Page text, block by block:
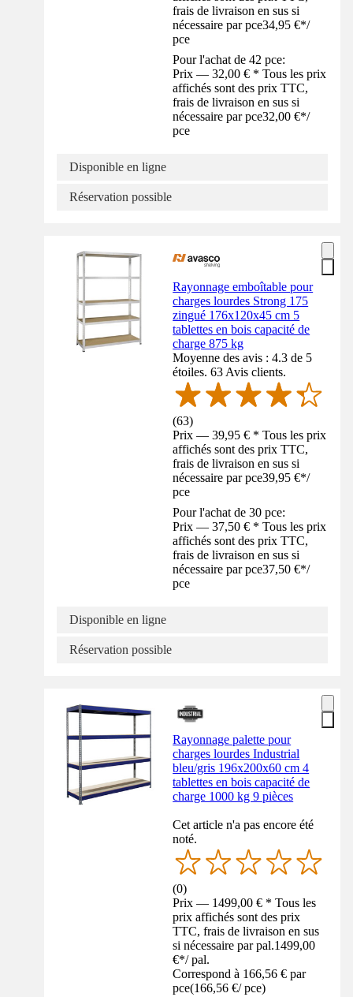
frais de livraison en sus si
nécessaire par pce34,95 €*/
pce
Pour l'achat de 42 pce:
Prix — 32,00 € * Tous les prix
affichés sont des prix TTC,
frais de livraison en sus si
nécessaire par pce32,00 €*/
pce
Disponible en ligne
Réservation possible
Rayonnage emboîtable pour
charges lourdes Strong 175
zingué 176x120x45 cm 5
tablettes en bois capacité de
charge 875 kg
Moyenne des avis : 4.3 de 5
étoiles. 63 Avis clients.
(63)
Prix — 39,95 € * Tous les prix
affichés sont des prix TTC,
frais de livraison en sus si
nécessaire par pce39,95 €*/
pce
Pour l'achat de 30 pce:
Prix — 37,50 € * Tous les prix
affichés sont des prix TTC,
frais de livraison en sus si
nécessaire par pce37,50 €*/
pce
Disponible en ligne
Réservation possible
Rayonnage palette pour
charges lourdes Industrial
bleu/gris 196x200x60 cm 4
tablettes en bois capacité de
charge 1000 kg 9 pièces
Cet article n'a pas encore été
noté.
(0)
Prix — 1499,00 € * Tous les
prix affichés sont des prix
TTC, frais de livraison en sus
si nécessaire par pal.1499,00
€*/ pal.
Correspond à 166,56 € par
pce(166,56 €/ pce)